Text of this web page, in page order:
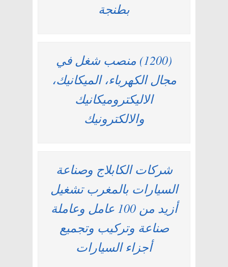
بطنجة
(1200) منصب شغل في
مجال الكهرباء، الميكانيك،
الاليكتروميكانيك
والالكترونيك
شركات الكابلاج وصناعة
السيارات بالمغرب تشغيل
أزيد من 100 عامل وعاملة
صناعة وتركيب وتجميع
أجزاء السيارات